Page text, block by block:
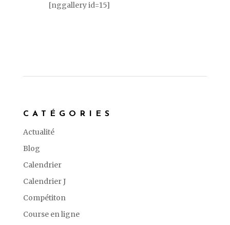
[nggallery id=15]
CATÉGORIES
Actualité
Blog
Calendrier
Calendrier J
Compétiton
Course en ligne